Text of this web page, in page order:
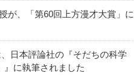
が、「第60回上方漫才大賞」に
日本評論社の『そだちの科学
』に執筆されました